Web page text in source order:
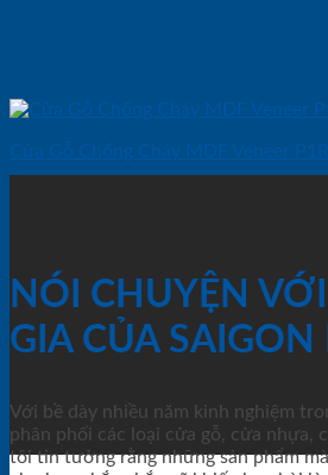
Cửa Gỗ Chống Cháy MDF Veneer
NÓI CHUYỆN
GIA CỦA SAIGON
Với bề dày nhiều năm kinh nghiệm
phân phối các loại cửa gỗ, cửa nhựa,
tôi tin tưởng rằng những sản phẩm